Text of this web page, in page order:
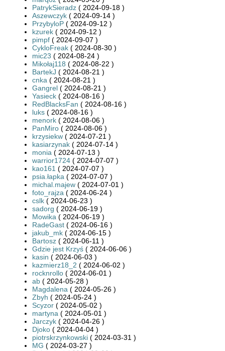
PatrykSieradz ( 2024-09-18 )
Aszewczyk ( 2024-09-14 )
PrzybyloP ( 2024-09-12 )
kzurek ( 2024-09-12 )
pimpf ( 2024-09-07 )
CykloFreak ( 2024-08-30 )
mic23 ( 2024-08-24 )
Mikołaj118 ( 2024-08-22 )
BartekJ ( 2024-08-21 )
cnka ( 2024-08-21 )
Gangrel ( 2024-08-21 )
Yasieck ( 2024-08-16 )
RedBlacksFan ( 2024-08-16 )
luks ( 2024-08-16 )
menork ( 2024-08-06 )
PanMiro ( 2024-08-06 )
krzysiekw ( 2024-07-21 )
kasiarzynak ( 2024-07-14 )
monia ( 2024-07-13 )
warrior1724 ( 2024-07-07 )
kao161 ( 2024-07-07 )
psia.łapka ( 2024-07-07 )
michal.majew ( 2024-07-01 )
foto_rajza ( 2024-06-24 )
cslk ( 2024-06-23 )
sadorg ( 2024-06-19 )
Mowika ( 2024-06-19 )
RadeGast ( 2024-06-16 )
jakub_mk ( 2024-06-15 )
Bartosz ( 2024-06-11 )
Gdzie jest Krzyś ( 2024-06-06 )
kasin ( 2024-06-03 )
kazmierz18_2 ( 2024-06-02 )
rocknrollo ( 2024-06-01 )
ab ( 2024-05-28 )
Magdalena ( 2024-05-26 )
Zbyh ( 2024-05-24 )
Scyzor ( 2024-05-02 )
martyna ( 2024-05-01 )
Jarczyk ( 2024-04-26 )
Djoko ( 2024-04-04 )
piotrskrzynkowski ( 2024-03-31 )
MG ( 2024-03-27 )